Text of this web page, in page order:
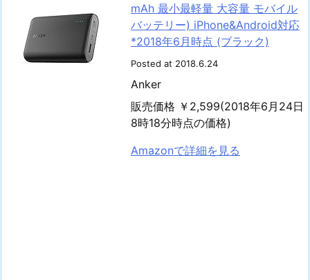
mAh 最小最軽量 大容量 モバイル
バッテリー) iPhone&Android対応
*2018年6月時点 (ブラック)
Posted at 2018.6.24
Anker
販売価格 ￥2,599(2018年6月24日
8時18分時点の価格)
Amazonで詳細を見る